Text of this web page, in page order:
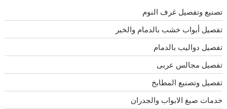
تصنيع وتفصيل غرف النوم
تفصيل أبواب خشب بالدمام والخبر
تفصيل دواليب بالدمام
تفصيل مجالس عربى
تفصيل وتصنيع المطابخ
خدمات صبغ الابواب والجدران